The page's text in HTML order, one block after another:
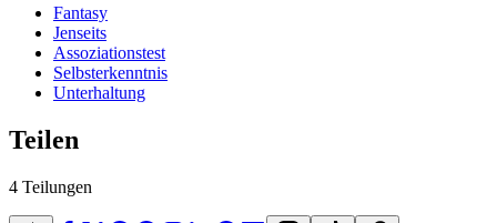
Fantasy
Jenseits
Assoziationstest
Selbsterkenntnis
Unterhaltung
Teilen
4 Teilungen